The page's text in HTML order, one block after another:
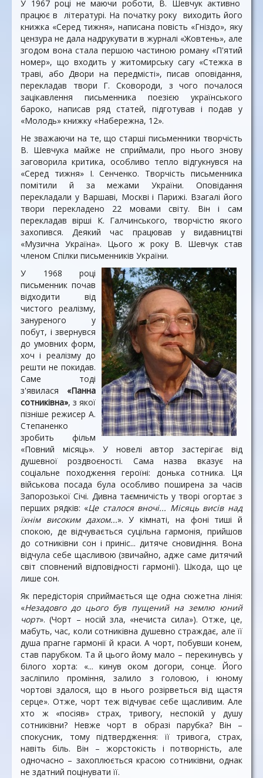
У 1967 році не маючи роботи, В. Шевчук активно
працює в літературі. На початку року виходить його
книжка «Серед тижня», написана повість «Гніздо», яку
цензура не дала надрукувати в журналі «Жовтень», але
згодом вона стала першою частиною роману «П'ятий
номер», що входить у житомирську сагу «Стежка в
траві, або Двори на передмісті», писав оповідання,
перекладав твори Г. Сковороди, з чого почалося
зацікавлення письменника поезією українського
бароко, написав ряд статей, підготував і подав у
«Молодь» книжку «Набережна, 12».
Не зважаючи на те, що старші письменники творчість
В. Шевчука майже не сприймали, про нього знову
заговорила критика, особливо тепло відгукнувся на
«Серед тижня» І. Сенченко. Творчість письменника
помітили й за межами України. Оповідання
перекладали у Варшаві, Москві і Парижі. Взагалі його
твори перекладено 22 мовами світу. Він і сам
перекладав вірші К. Галчинського, творчістю якого
захопився. Деякий час працював у видавництві
«Музична Україна». Цього ж року В. Шевчук став
членом Спілки письменників України.
У 1968 році
письменник почав
відходити від
чистого реалізму,
зануреного у
побут, і звернувся
до умовних форм,
хоч і реалізму до
решти не покидав.
Саме тоді
з'явилася «Панна
сотниківна», з якої
пізніше режисер А.
Степаненко
зробить фільм
«Повний місяць». У новелі автор застерігає від
душевної роздвоєності. Сама назва вказує на
соціальне походження героїні: донька сотника. Ця
військова посада була особливо поширена за часів
Запорозької Січі. Дивна таємничість у творі огортає з
перших рядків: «Це сталося вночі... Місяць висів над
їхнім високим дахом...». У кімнаті, на фоні тиші й
спокою, де відчувається суцільна гармонія, прийшов
до сотниківни сон і приніс... дитяче сновидіння. Вона
відчула себе щасливою (звичайно, адже саме дитячий
світ сповнений відповідності гармонії). Шкода, що це
лише сон.
Як передісторія сприймається ще одна сюжетна лінія:
«Незадовго до цього був пущений на землю юний
чорт». (Чорт – носій зла, «нечиста сила»). Отже, це,
мабуть, час, коли сотниківна душевно страждає, але її
душа прагне гармонії й краси. А чорт, побувши конем,
став парубком. Та й цього йому мало – перекинувсь у
білого хорта: «... кинув оком догори, сонце. Його
засліпило проміння, залило з головою, і юному
чортові здалося, що в нього розірветься від щастя
серце». Отже, чорт теж відчуває себе щасливим. Але
хто ж «посіяв» страх, тривогу, неспокій у душу
сотниківни? Невже чорт в образі парубка? Він –
спокусник, тому підтвердження: її тривога, страх,
навіть біль. Він – жорстокість і потворність, але
одночасно – захоплюється красою сотниківни, однак
не здатний поцінувати її.